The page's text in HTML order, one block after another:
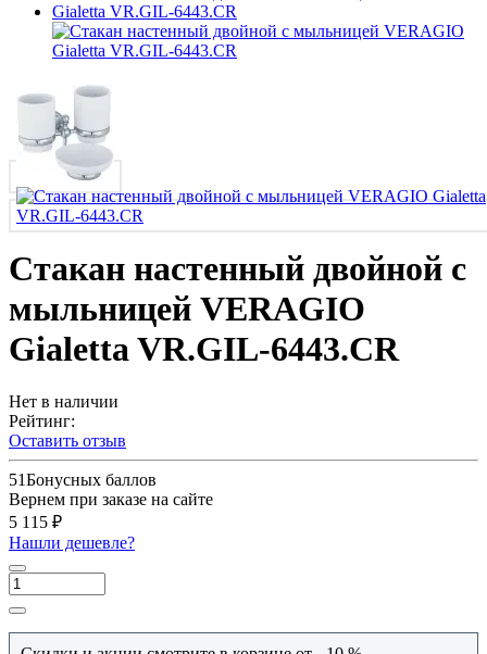
Стакан настенный двойной с
мыльницей VERAGIO
Gialetta VR.GIL-6443.CR
Нет в наличии
Рейтинг:
Оставить отзыв
51Бонусных баллов
Вернем при заказе на сайте
5 115 ₽
Нашли дешевле?